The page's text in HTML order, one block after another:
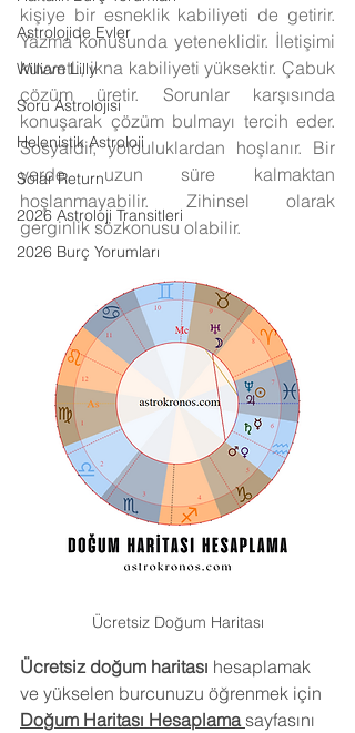
Astrolojide Evler
William Lilly
Soru Astrolojisi
Helenistik Astroloji
Solar Return
2026 Astroloji Transitleri
2026 Burç Yorumları
kişiye bir esneklik kabiliyeti de getirir.
Yazma konusunda yeteneklidir. İletişimi
kuvvetli, ikna kabiliyeti yüksektir. Çabuk
çözüm üretir. Sorunlar karşısında
konuşarak çözüm bulmayı tercih eder.
Sosyaldir, yolculuklardan hoşlanır. Bir
yerde uzun süre kalmaktan
hoşlanmayabilir. Zihinsel olarak
gerginlik sözkonusu olabilir.
Ücretsiz Doğum Haritası
Ücretsiz doğum haritası hesaplamak
ve yükselen burcunuzu öğrenmek için
Doğum Haritası Hesaplama sayfasını